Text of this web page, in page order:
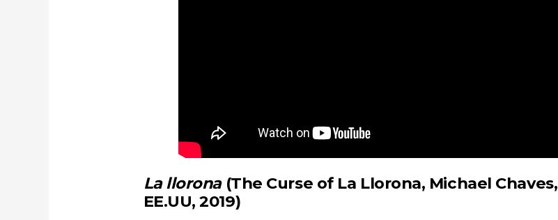
La llorona(The Curse of La Llorona, Michael Chaves,
EE.UU, 2019)